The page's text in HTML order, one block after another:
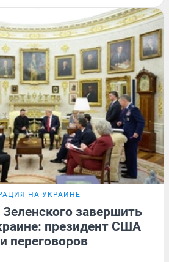
НА УКРАИНЕ
завершить
президент США
переговоров